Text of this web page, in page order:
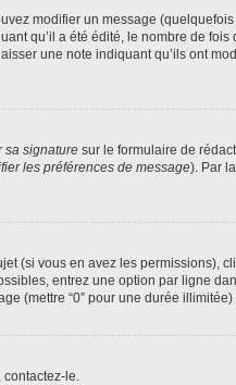
modifier un message
qu’il a été édité, le nombre de
une note indiquant qu’ils ont
sa signature sur le formulaire de
les préférences de message). Par
(si vous en avez les permissions),
entrez une option par ligne
(mettre “0” pour une durée
contactez-le.